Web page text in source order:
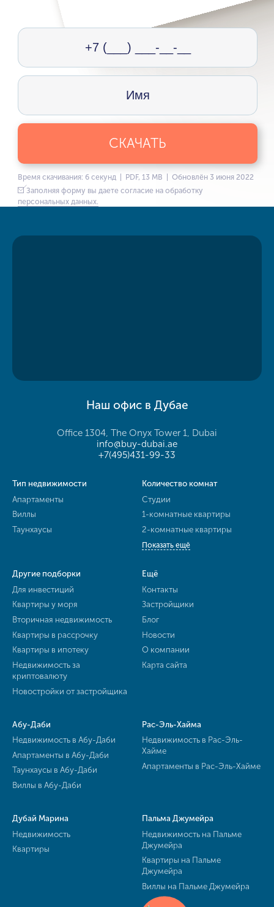
СКАЧАТЬ
Время скачивания: 6 секунд | PDF, 13 MB | Обновлён 3 июня 2022
Заполняя форму вы даете согласие на обработку
персональных данных.
Наш офис в Дубае
Office 1304, The Onyx Tower 1, Dubai
info@buy-dubai.ae
+7(495)431-99-33
Тип недвижимости
Апартаменты
Виллы
Таунхаусы
Количество комнат
Студии
1-комнатные квартиры
2-комнатные квартиры
Показать ещё
Другие подборки
Для инвестиций
Квартиры у моря
Вторичная недвижимость
Квартиры в рассрочку
Квартиры в ипотеку
Недвижимость за
криптовалюту
Новостройки от застройщика
Ещё
Контакты
Застройщики
Блог
Новости
О компании
Карта сайта
Абу-Даби
Недвижимость в Абу-Даби
Апартаменты в Абу-Даби
Таунхаусы в Абу-Даби
Виллы в Абу-Даби
Рас-Эль-Хайма
Недвижимость в Рас-Эль-
Хайме
Апартаменты в Рас-Эль-Хайме
Дубай Марина
Недвижимость
Квартиры
Пальма Джумейра
Недвижимость на Пальме
Джумейра
Квартиры на Пальме
Джумейра
Виллы на Пальме Джумейра